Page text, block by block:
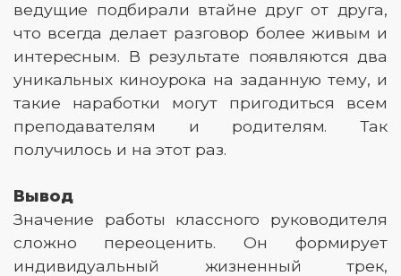
ведущие подбирали втайне друг от друга,
что всегда делает разговор более живым и
интересным. В результате появляются два
уникальных киноурока на заданную тему, и
такие наработки могут пригодиться всем
преподавателям и родителям. Так
получилось и на этот раз.
Вывод
Значение работы классного руководителя
сложно переоценить. Он формирует
индивидуальный жизненный трек,